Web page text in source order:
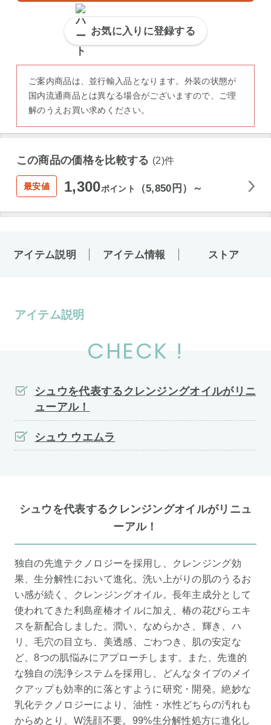
お気に入りに登録する
ご案内商品は、並行輸入品となります。外装の状態が
国内流通商品とは異なる場合がございますので、ご理
解のうえお買い求めください。
この商品の価格を比較する (2)件
最安値 1,300ポイント （5,850円）～
アイテム説明 アイテム情報 ストア
アイテム説明
CHECK !
シュウを代表するクレンジングオイルがリニ
ューアル！
シュウ ウエムラ
シュウを代表するクレンジングオイルがリニュ
ーアル！
独自の先進テクノロジーを採用し、クレンジング効
果、生分解性において進化。洗い上がりの肌のうるお
い感が続く、クレンジングオイル。長年主成分として
使われてきた利島産椿オイルに加え、椿の花びらエキ
スを新配合しました。潤い、なめらかさ、輝き、ハ
リ、毛穴の目立ち、美透感、ごわつき、肌の安定な
ど、8つの肌悩みにアプローチします。また、先進的
な独自の洗浄システムを採用し、どんなタイプのメイ
クアップも効率的に落とすように研究・開発。絶妙な
乳化テクノロジーにより、油性・水性どちらの汚れも
からめとり、W洗顔不要。99%生分解性処方に進化し